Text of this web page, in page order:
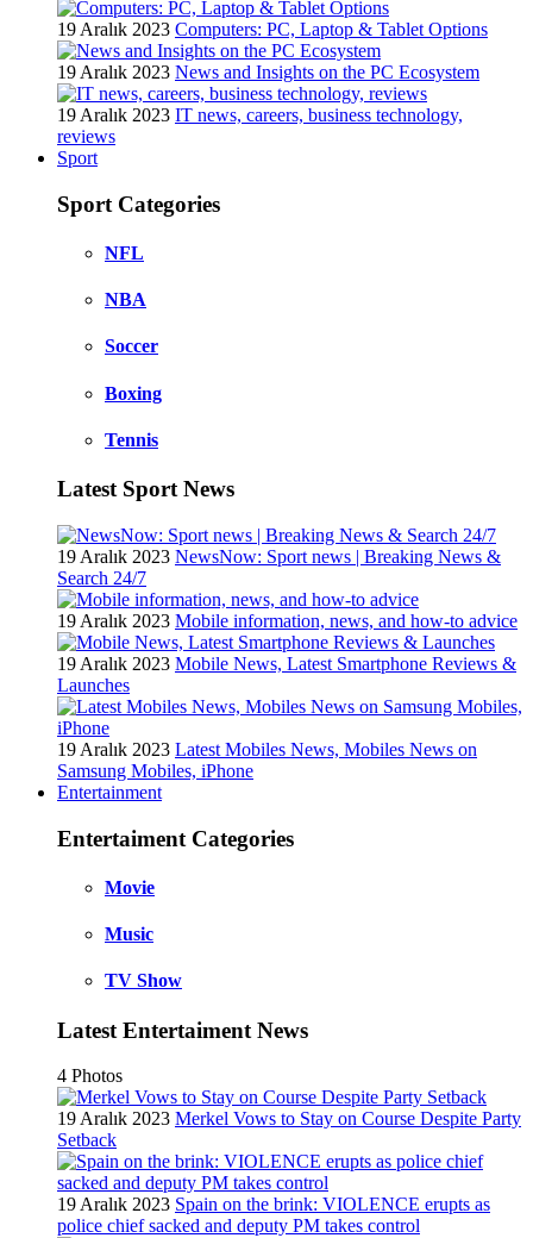
19 Aralık 2023 Computers: PC, Laptop & Tablet Options
19 Aralık 2023 News and Insights on the PC Ecosystem
19 Aralık 2023 IT news, careers, business technology,
reviews
Sport
Sport Categories
NFL
NBA
Soccer
Boxing
Tennis
Latest Sport News
19 Aralık 2023 NewsNow: Sport news | Breaking News &
Search 24/7
19 Aralık 2023 Mobile information, news, and how-to advice
19 Aralık 2023 Mobile News, Latest Smartphone Reviews &
Launches
19 Aralık 2023 Latest Mobiles News, Mobiles News on
Samsung Mobiles, iPhone
Entertainment
Entertaiment Categories
Movie
Music
TV Show
Latest Entertaiment News
4 Photos
19 Aralık 2023 Merkel Vows to Stay on Course Despite Party
Setback
19 Aralık 2023 Spain on the brink: VIOLENCE erupts as
police chief sacked and deputy PM takes control